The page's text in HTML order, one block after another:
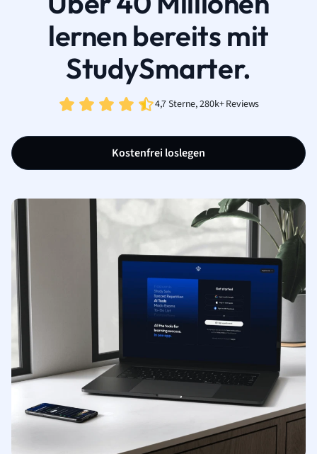
lernen bereits mit
StudySmarter.
4,7 Sterne, 280k+ Reviews
Kostenfrei loslegen